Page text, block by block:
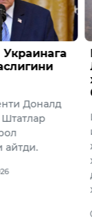
Исроил
Ливан
Исроил
июль шанба
жанубидаги
ҳудудларга
деб хабар
ҳарбий
16:09 /